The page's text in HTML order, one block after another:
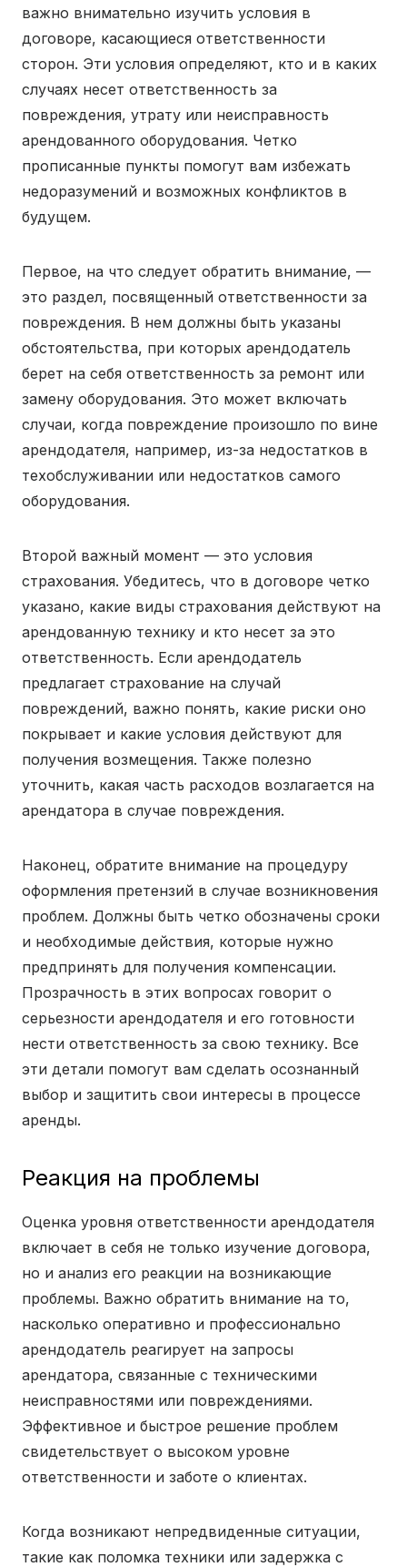
важно внимательно изучить условия в
договоре, касающиеся ответственности
сторон. Эти условия определяют, кто и в каких
случаях несет ответственность за
повреждения, утрату или неисправность
арендованного оборудования. Четко
прописанные пункты помогут вам избежать
недоразумений и возможных конфликтов в
будущем.
Первое, на что следует обратить внимание, —
это раздел, посвященный ответственности за
повреждения. В нем должны быть указаны
обстоятельства, при которых арендодатель
берет на себя ответственность за ремонт или
замену оборудования. Это может включать
случаи, когда повреждение произошло по вине
арендодателя, например, из-за недостатков в
техобслуживании или недостатков самого
оборудования.
Второй важный момент — это условия
страхования. Убедитесь, что в договоре четко
указано, какие виды страхования действуют на
арендованную технику и кто несет за это
ответственность. Если арендодатель
предлагает страхование на случай
повреждений, важно понять, какие риски оно
покрывает и какие условия действуют для
получения возмещения. Также полезно
уточнить, какая часть расходов возлагается на
арендатора в случае повреждения.
Наконец, обратите внимание на процедуру
оформления претензий в случае возникновения
проблем. Должны быть четко обозначены сроки
и необходимые действия, которые нужно
предпринять для получения компенсации.
Прозрачность в этих вопросах говорит о
серьезности арендодателя и его готовности
нести ответственность за свою технику. Все
эти детали помогут вам сделать осознанный
выбор и защитить свои интересы в процессе
аренды.
Реакция на проблемы
Оценка уровня ответственности арендодателя
включает в себя не только изучение договора,
но и анализ его реакции на возникающие
проблемы. Важно обратить внимание на то,
насколько оперативно и профессионально
арендодатель реагирует на запросы
арендатора, связанные с техническими
неисправностями или повреждениями.
Эффективное и быстрое решение проблем
свидетельствует о высоком уровне
ответственности и заботе о клиентах.
Когда возникают непредвиденные ситуации,
такие как поломка техники или задержка с